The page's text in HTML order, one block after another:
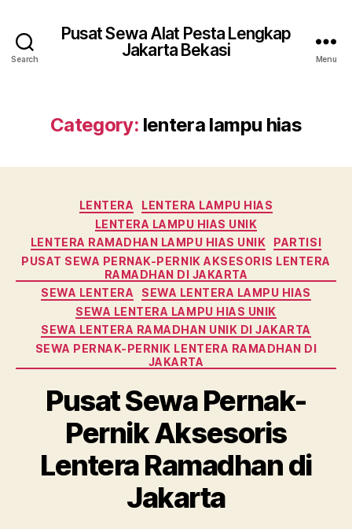
Search
Pusat Sewa Alat Pesta Lengkap
Jakarta Bekasi
Menu
Category: lentera lampu hias
Categories
LENTERA
LENTERA LAMPU HIAS
LENTERA LAMPU HIAS UNIK
LENTERA RAMADHAN LAMPU HIAS UNIK
PARTISI
PUSAT SEWA PERNAK-PERNIK AKSESORIS LENTERA
RAMADHAN DI JAKARTA
SEWA LENTERA
SEWA LENTERA LAMPU HIAS
SEWA LENTERA LAMPU HIAS UNIK
SEWA LENTERA RAMADHAN UNIK DI JAKARTA
SEWA PERNAK-PERNIK LENTERA RAMADHAN DI
JAKARTA
Pusat Sewa Pernak-
Pernik Aksesoris
Lentera Ramadhan di
Jakarta